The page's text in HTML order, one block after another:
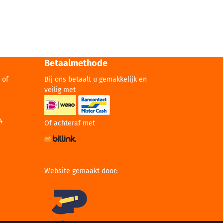
of
Betaalmethode
Bij ons betaalt u gemakkelijk en
veilig met
Of achteraf met
Website gemaakt door: